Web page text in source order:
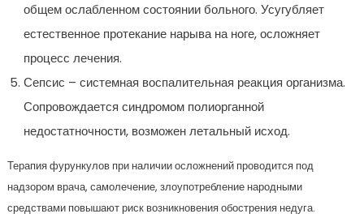
общем ослабленном состоянии больного. Усугубляет
естественное протекание нарыва на ноге, осложняет
процесс лечения.
Сепсис – системная воспалительная реакция организма.
Сопровождается синдромом полиорганной
недостатночности, возможен летальный исход.
Терапия фурункулов при наличии осложнений проводится под
надзором врача, самолечение, злоупотребление народными
средствами повышают риск возникновения обострения недуга.